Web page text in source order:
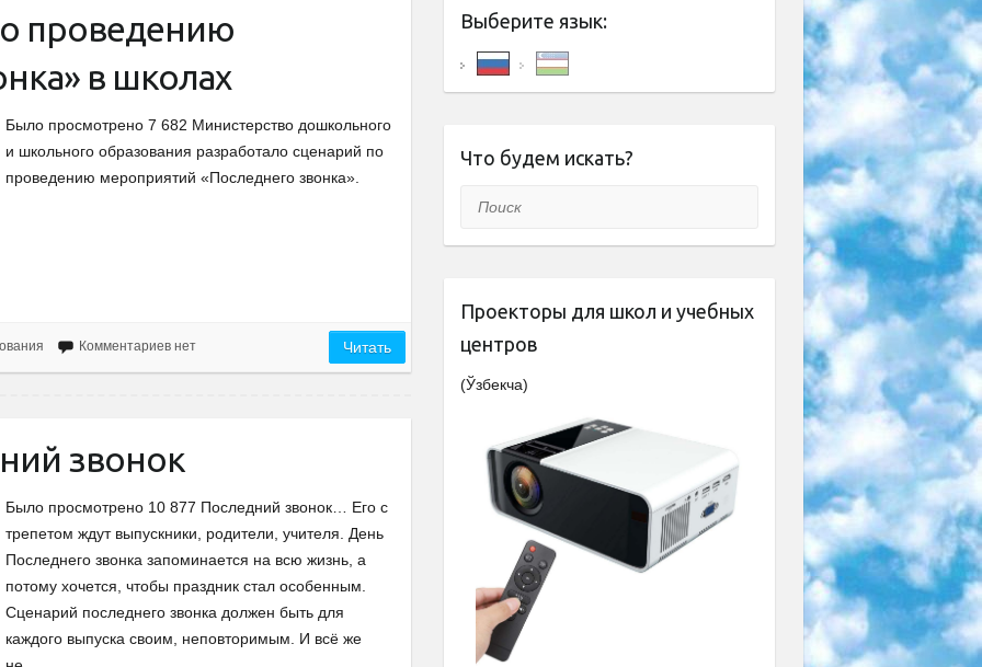
проведению
в школах
Было просмотрено 7 682 Министерство дошкольного
и школьного образования разработало сценарий по
проведению мероприятий «Последнего звонка».
Комментариев нет Читать
звонок
Было просмотрено 10 877 Последний звонок… Его с
трепетом ждут выпускники, родители, учителя. День
Последнего звонка запоминается на всю жизнь, а
потому хочется, чтобы праздник стал особенным.
Сценарий последнего звонка должен быть для
каждого выпуска своим, неповторимым. И всё же
Выберите язык:
Что будем искать?
Поиск
Проекторы для школ и учебных
центров
(Ўзбекча)